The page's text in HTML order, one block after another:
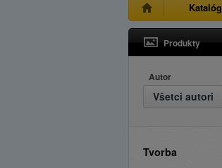
Katalóg
Produkty
Autor
Všetci autori
Tvorba